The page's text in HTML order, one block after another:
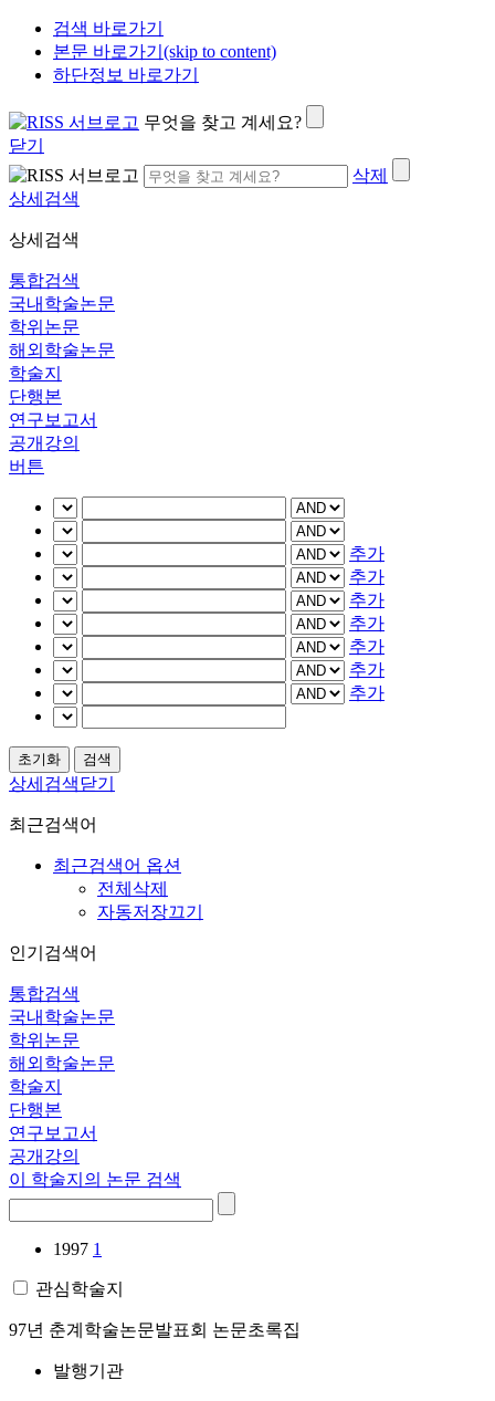
검색 바로가기
본문 바로가기(skip to content)
하단정보 바로가기
무엇을 찾고 계세요?
닫기
삭제
상세검색
상세검색
통합검색
국내학술논문
학위논문
해외학술논문
학술지
단행본
연구보고서
공개강의
버튼
추가
추가
추가
추가
추가
추가
추가
상세검색닫기
최근검색어
최근검색어 옵션
전체삭제
자동저장끄기
인기검색어
통합검색
국내학술논문
학위논문
해외학술논문
학술지
단행본
연구보고서
공개강의
이 학술지의 논문 검색
1997 1
관심학술지
97년 춘계학술논문발표회 논문초록집
발행기관